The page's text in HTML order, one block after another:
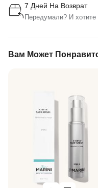
7 Дней На Возврат
Передумали? И
Вам Может